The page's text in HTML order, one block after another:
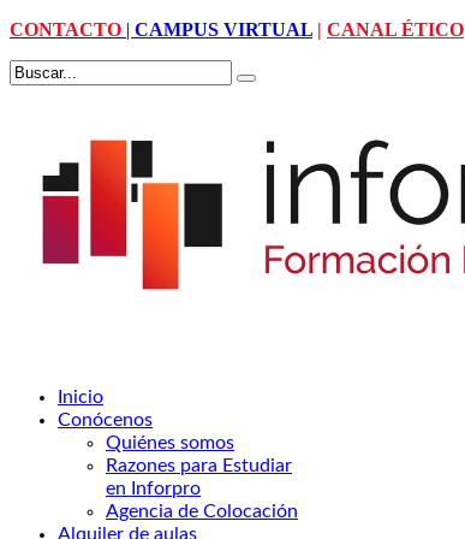
CONTACTO | CAMPUS VIRTUAL | CANAL ÉTICO
Inicio
Conócenos
Quiénes somos
Razones para Estudiar
en Inforpro
Agencia de Colocación
Alquiler de aulas